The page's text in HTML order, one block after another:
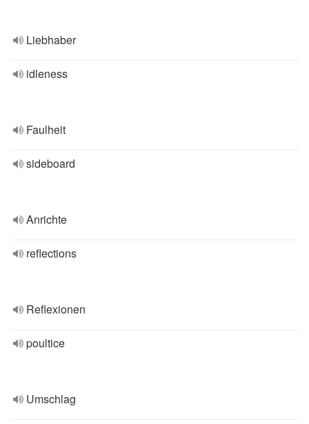
Liebhaber
idleness
Faulheit
sideboard
Anrichte
reflections
Reflexionen
poultice
Umschlag